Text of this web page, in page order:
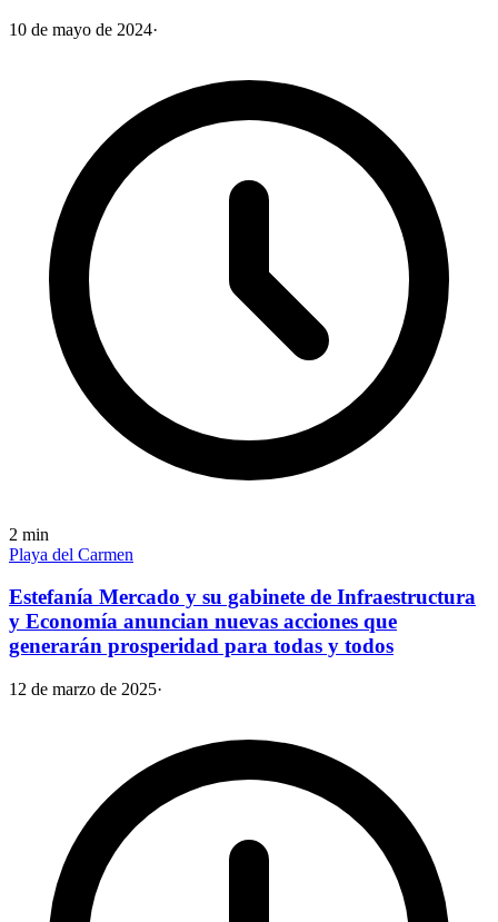
10 de mayo de 2024·
2 min
Playa del Carmen
Estefanía Mercado y su gabinete de Infraestructura
y Economía anuncian nuevas acciones que
generarán prosperidad para todas y todos
12 de marzo de 2025·